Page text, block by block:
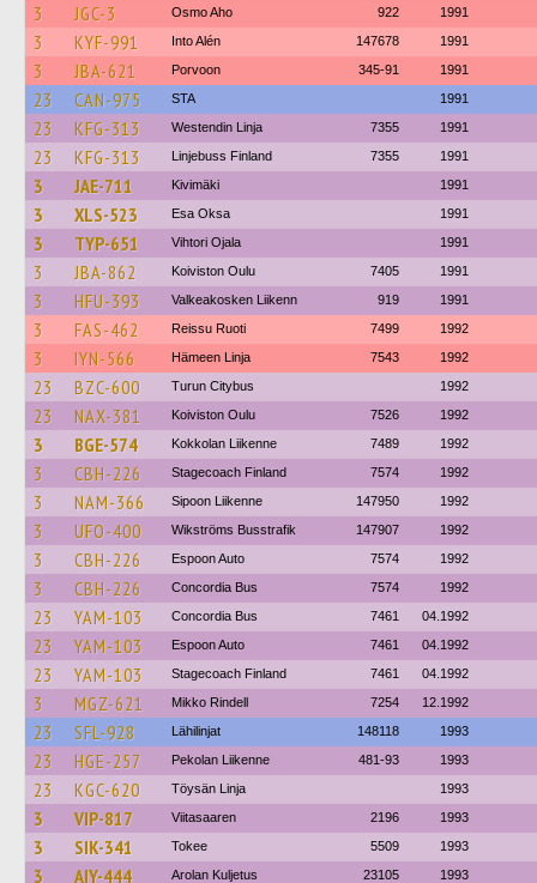
3 JGC-3 Osmo Aho 922 1991
3 KYF-991 Into Alén 147678 1991
3 JBA-621 Porvoon 345-91 1991
23 CAN-975 STA 1991
23 KFG-313 Westendin Linja 7355 1991
23 KFG-313 Linjebuss Finland 7355 1991
3 JAE-711 Kivimäki 1991
3 XLS-523 Esa Oksa 1991
3 TYP-651 Vihtori Ojala 1991
3 JBA-862 Koiviston Oulu 7405 1991
3 HFU-393 Valkeakosken Liikenn 919 1991
3 FAS-462 Reissu Ruoti 7499 1992
3 IYN-566 Hämeen Linja 7543 1992
23 BZC-600 Turun Citybus 1992
23 NAX-381 Koiviston Oulu 7526 1992
3 BGE-574 Kokkolan Liikenne 7489 1992
3 CBH-226 Stagecoach Finland 7574 1992
3 NAM-366 Sipoon Liikenne 147950 1992
3 UFO-400 Wikströms Busstrafik 147907 1992
3 CBH-226 Espoon Auto 7574 1992
3 CBH-226 Concordia Bus 7574 1992
23 YAM-103 Concordia Bus 7461 04.1992
23 YAM-103 Espoon Auto 7461 04.1992
23 YAM-103 Stagecoach Finland 7461 04.1992
3 MGZ-621 Mikko Rindell 7254 12.1992
23 SFL-928 Lähilinjat 148118 1993
23 HGE-257 Pekolan Liikenne 481-93 1993
23 KGC-620 Töysän Linja 1993
3 VIP-817 Viitasaaren 2196 1993
3 SIK-341 Tokee 5509 1993
3 AIY-444 Arolan Kuljetus 23105 1993